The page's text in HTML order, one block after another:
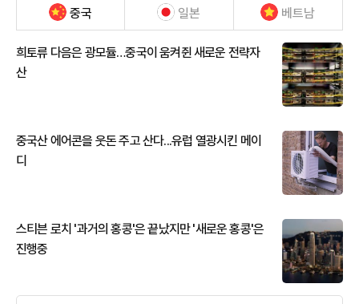
중국 일본 베트남
희토류 다음은 광모듈…중국이 움켜쥔 새로운 전략자
산
중국산 에어콘을 웃돈 주고 산다...유럽 열광시킨 메이
디
스티븐 로치 '과거의 홍콩'은 끝났지만 '새로운 홍콩'은
진행중